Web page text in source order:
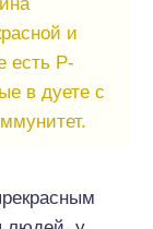
и
есть Р-
в дуете с